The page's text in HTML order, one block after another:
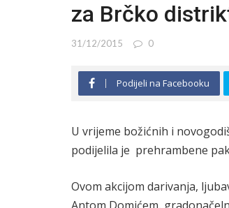
za Brčko
31/12/2015 0
Podijeli na Facebooku
U vrijeme božićnih i
podijelila je prehrambene
Ovom akcijom darivanja,